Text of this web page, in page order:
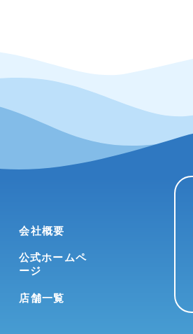
会社概要
公式ホームペ
ージ
店舗一覧